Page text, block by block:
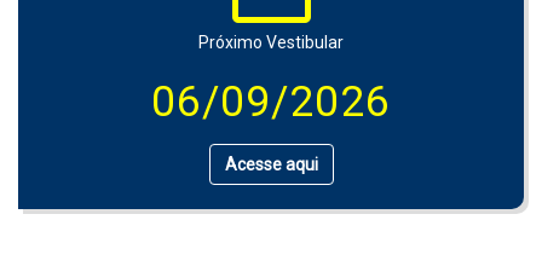
Próximo Vestibular
06/09/2026
Acesse aqui